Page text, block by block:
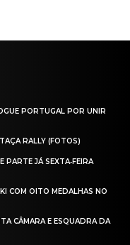
PORTUGAL POR UNIR
RALLY (FOTOS)
PARTE JÁ SEXTA‑FEIRA
COM OITO MEDALHAS NO
CÂMARA E ESQUADRA DA